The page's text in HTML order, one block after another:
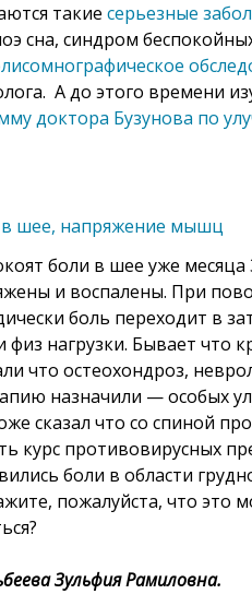
такие серьезные
сна, синдром
А до этого времени
доктора Бузунова по
шее, напряжение мышц
боли в шее уже
и воспалены. При
боль переходит в
нагрузки. Бывает что
что остеохондроз,
назначили — особых
сказал что со спиной
курс противовирусных
боли в области
пожалуйста, что это
Зульфия Рамиловна.